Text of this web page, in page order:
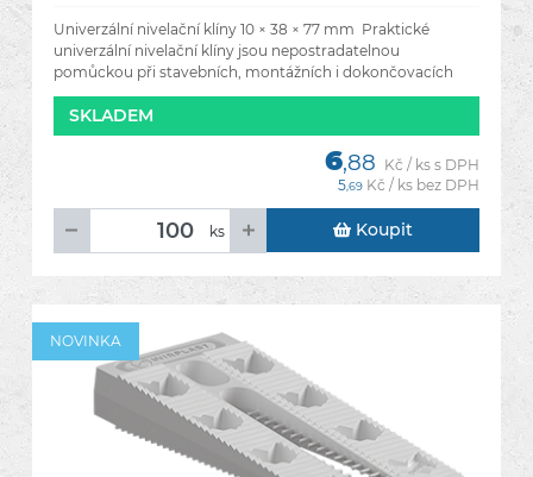
Univerzální nivelační klíny 10 × 38 × 77 mm Praktické
univerzální nivelační klíny jsou nepostradatelnou
pomůckou při stavebních, montážních i dokončovacích
pracích. Umožňují
SKLADEM
6,88 Kč / ks s DPH
5,69 Kč / ks bez DPH
ks Koupit
NOVINKA